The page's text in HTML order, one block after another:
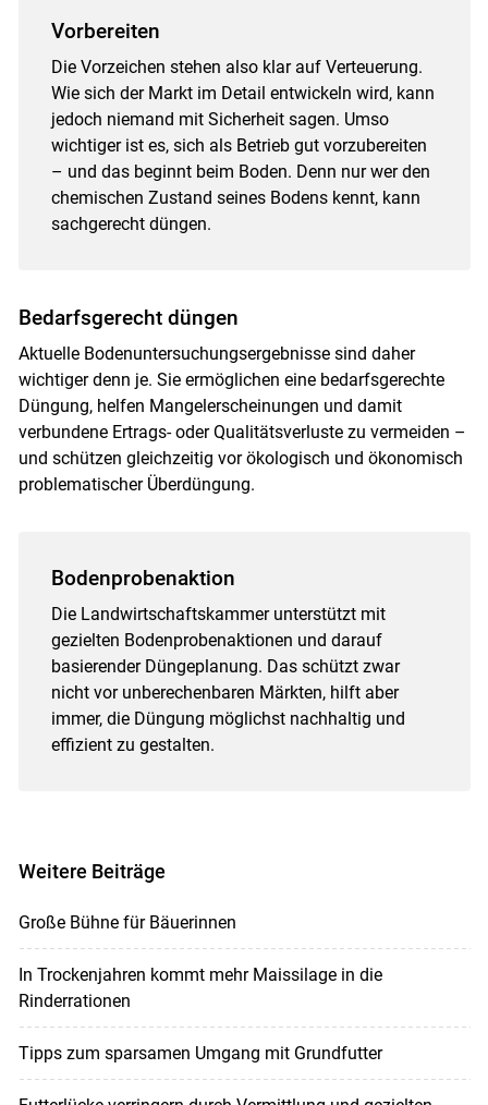
Vorbereiten
Die Vorzeichen stehen also klar auf Verteuerung.
Wie sich der Markt im Detail entwickeln wird, kann
jedoch niemand mit Sicherheit sagen. Umso
wichtiger ist es, sich als Betrieb gut vorzubereiten
– und das beginnt beim Boden. Denn nur wer den
chemischen Zustand seines Bodens kennt, kann
sachgerecht düngen.
Bedarfsgerecht düngen
Aktuelle Bodenuntersuchungsergebnisse sind daher
wichtiger denn je. Sie ermöglichen eine bedarfsgerechte
Düngung, helfen Mangelerscheinungen und damit
verbundene Ertrags- oder Qualitätsverluste zu vermeiden –
und schützen gleichzeitig vor ökologisch und ökonomisch
problematischer Überdüngung.
Bodenprobenaktion
Die Landwirtschaftskammer unterstützt mit
gezielten Bodenprobenaktionen und darauf
basierender Düngeplanung. Das schützt zwar
nicht vor unberechenbaren Märkten, hilft aber
immer, die Düngung möglichst nachhaltig und
effizient zu gestalten.
Weitere Beiträge
Große Bühne für Bäuerinnen
In Trockenjahren kommt mehr Maissilage in die
Rinderrationen
Tipps zum sparsamen Umgang mit Grundfutter